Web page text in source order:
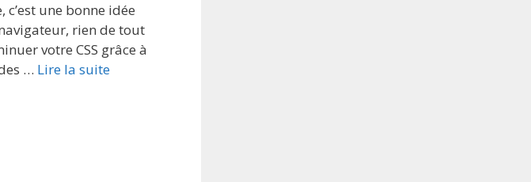
une bonne idée
rien de tout
votre CSS grâce à
… Lire la suite